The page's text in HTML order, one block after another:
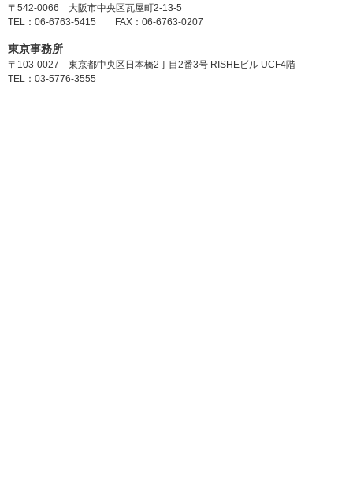
〒542-0066 大阪市中央区瓦屋町2-13-5
TEL：06-6763-5415 FAX：06-6763-0207
東京事務所
〒103-0027 東京都中央区日本橋2丁目2番3号 RISHEビル UCF4階
TEL：03-5776-3555